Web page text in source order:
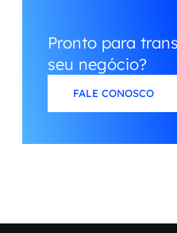
Pronto para
seu negócio?
FALE CONOSCO